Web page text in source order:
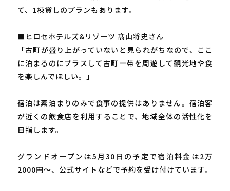
て、1棟貸しのプランもあります。
■ヒロセホテルズ&リゾーツ 髙山将史さん
「古町が盛り上がっていないと見られがちなので、ここ
に泊まるのにプラスして古町一帯を周遊して観光地や食
を楽しんでほしい。」
宿泊は素泊まりのみで食事の提供はありません。宿泊客
が近くの飲食店を利用することで、地域全体の活性化を
目指します。
グランドオープンは5月30日の予定で宿泊料金は2万
2000円～、公式サイトなどで予約を受け付けています。